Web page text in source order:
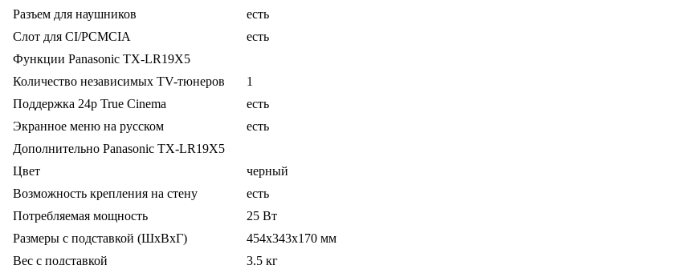
Разъем для наушников
есть
Слот для CI/PCMCIA
есть
Функции Panasonic TX-LR19X5
Количество независимых TV-тюнеров
1
Поддержка 24p True Cinema
есть
Экранное меню на русском
есть
Дополнительно Panasonic TX-LR19X5
Цвет
черный
Возможность крепления на стену
есть
Потребляемая мощность
25 Вт
Размеры с подставкой (ШxВxГ)
454x343x170 мм
Вес с подставкой
3.5 кг